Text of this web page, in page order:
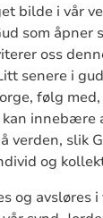
bilde i vår
som åpner
oss
senere i
følg
innebære
verden, slik
og
og avsløres